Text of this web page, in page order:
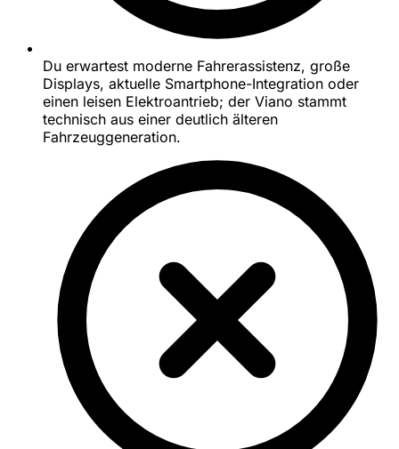
Du erwartest moderne Fahrerassistenz, große
Displays, aktuelle Smartphone-Integration oder
einen leisen Elektroantrieb; der Viano stammt
technisch aus einer deutlich älteren
Fahrzeuggeneration.